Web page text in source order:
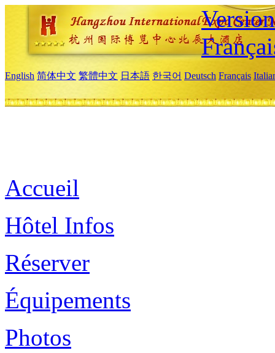
English 简体中文 繁體中文 日本語 한국어 Deutsch Français
Accueil
Hôtel Infos
Réserver
Équipements
Photos